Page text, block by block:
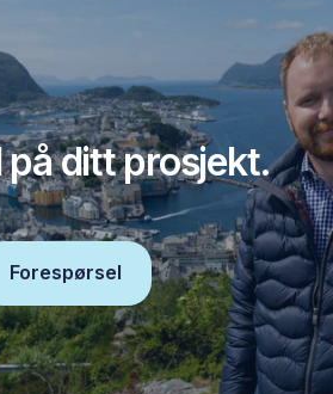
på ditt prosjekt.
Forespørsel